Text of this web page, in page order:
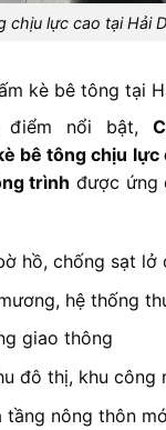
chịu lực cao tại Hải
kè bê tông tại
điểm nổi bật,
bê tông chịu lực
trình được ứng
hồ, chống sạt lở
hệ thống
giao thông
đô thị, khu công
tầng nông thôn